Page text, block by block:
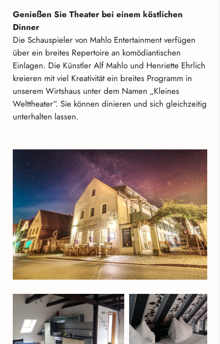
Genießen Sie Theater bei einem köstlichen
Dinner
Die Schauspieler von Mahlo Entertainment verfügen
über ein breites Repertoire an komödiantischen
Einlagen. Die Künstler Alf Mahlo und Henriette Ehrlich
kreieren mit viel Kreativität ein breites Programm in
unserem Wirtshaus unter dem Namen „Kleines
Welttheater“. Sie können dinieren und sich gleichzeitig
unterhalten lassen.